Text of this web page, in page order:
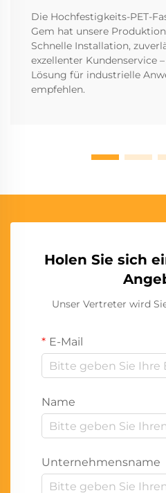
Die Hochfestigkeits-PET-
Gem hat unsere
Schnelle Installation,
exzellenter Kundenservice
Lösung für industrielle
empfehlen.
Holen Sie sich
Unser Vertreter wird
E-Mail
Name
Unternehmensname